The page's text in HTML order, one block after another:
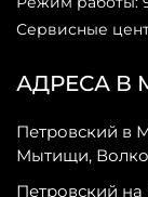
АДРЕСА В
Петровский в
Мытищи,
Петровский
Сервисные